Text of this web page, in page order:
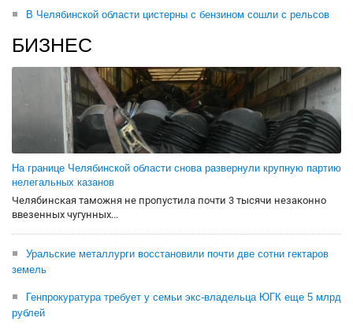
В Челябинской области цистерны с бензином сошли с рельсов
БИЗНЕС
На границе Челябинской области снова развернули крупную партию
нелегальных казанов
Челябинская таможня не пропустила почти 3 тысячи незаконно
ввезенных чугунных...
Уральские металлурги восстановили почти две сотни гектаров
земель
Генпрокуратура требует у семьи экс-владельца ЮГК еще 5 млрд
рублей